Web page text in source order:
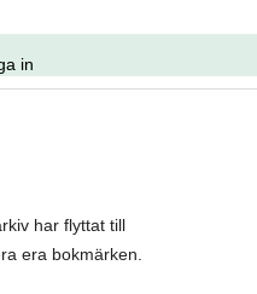
in
har flyttat till
era bokmärken.